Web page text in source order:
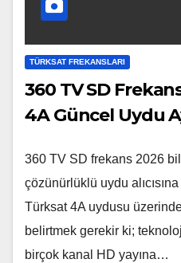
TÜRKSAT FREKANSLARI
360 TV SD
4A Güncel Uydu
360 TV SD frekans 2026
çözünürlüklü uydu
Türksat 4A uydusu
belirtmek gerekir ki;
birçok kanal HD yayına…